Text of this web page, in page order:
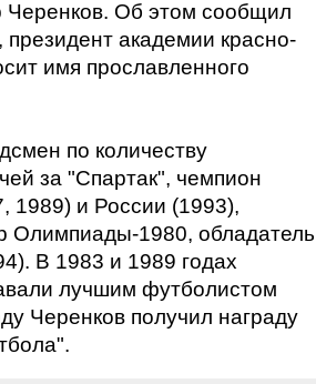
Черенков. Об этом сообщил
академии красно-
имя прославленного
по количеству
за "Спартак", чемпион
1989) и России (1993),
Олимпиады-1980, обладатель
В 1983 и 1989 годах
лучшим футболистом
Черенков получил награду